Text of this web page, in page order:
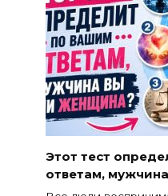
Этот тест
ответам,